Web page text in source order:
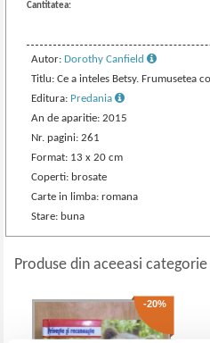
Cantitatea:
Autor:Dorothy Canfield
Titlu: Ce a inteles Betsy. Frumusetea
Editura: Predania
An de aparitie: 2015
Nr. pagini: 261
Format: 13 x 20 cm
Coperti: brosate
Carte in limba: romana
Stare: buna
Produse din aceeasi categorie
-20%